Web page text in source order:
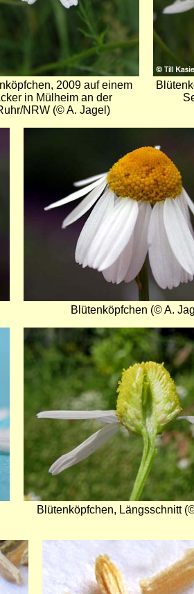
2009 auf einem
in Mülheim an der
NRW (© A. Jagel)
Blütenköpfchen (© A.
Blütenköpfchen, Längsschnitt